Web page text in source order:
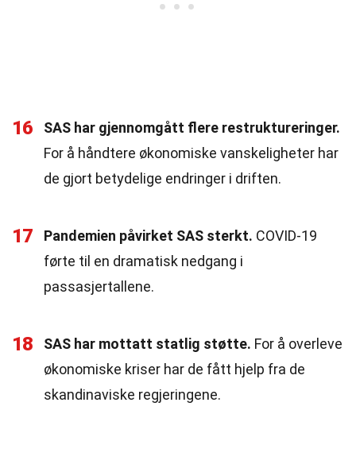
16
SAS har gjennomgått flere restruktureringer.
For å håndtere økonomiske vanskeligheter har
de gjort betydelige endringer i driften.
17 Pandemien påvirket SAS sterkt. COVID-19
førte til en dramatisk nedgang i
passasjertallene.
18 SAS har mottatt statlig støtte. For å overleve
økonomiske kriser har de fått hjelp fra de
skandinaviske regjeringene.